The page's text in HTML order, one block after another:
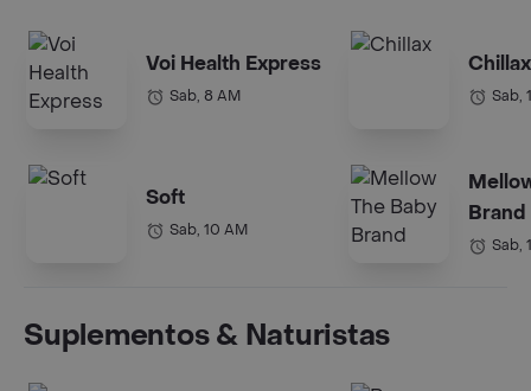
Voi Health Express
Sab, 8 AM
Soft
Sab, 10 AM
Chillax
Sab,
Brand
Sab,
Suplementos & Naturistas